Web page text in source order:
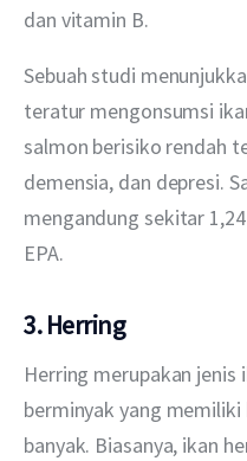
dan vitamin B.
Sebuah studi
teratur mengonsumsi
salmon berisiko rendah
demensia, dan depresi.
mengandung sekitar
EPA.
3. Herring
Herring merupakan jenis
berminyak yang
banyak. Biasanya, ikan